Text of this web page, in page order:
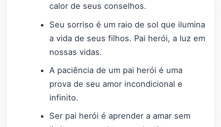
calor de seus conselhos.
Seu sorriso é um raio de sol que ilumina
a vida de seus filhos. Pai herói, a luz em
nossas vidas.
A paciência de um pai herói é uma
prova de seu amor incondicional e
infinito.
Ser pai herói é aprender a amar sem